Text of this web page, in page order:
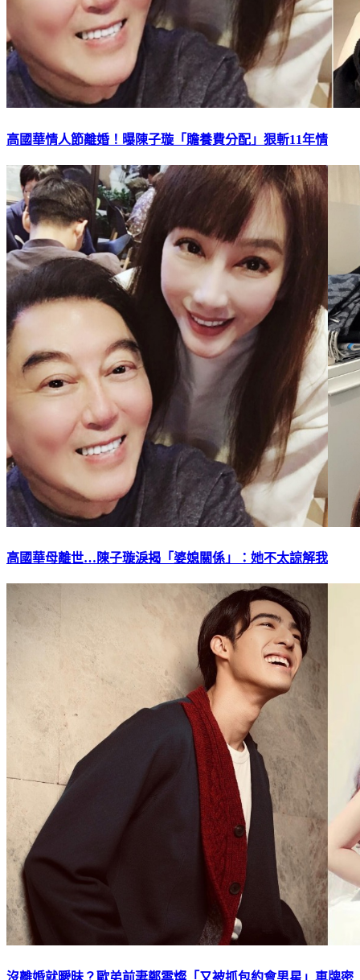
高國華情人節離婚！曝陳子璇「贍養費分配」狠斬11年情
高國華母離世…陳子璇淚揭「婆媳關係」：她不太諒解我
沒離婚就曖昧？歐弟前妻鄭雲燦「又被抓包約會男星」車牌密